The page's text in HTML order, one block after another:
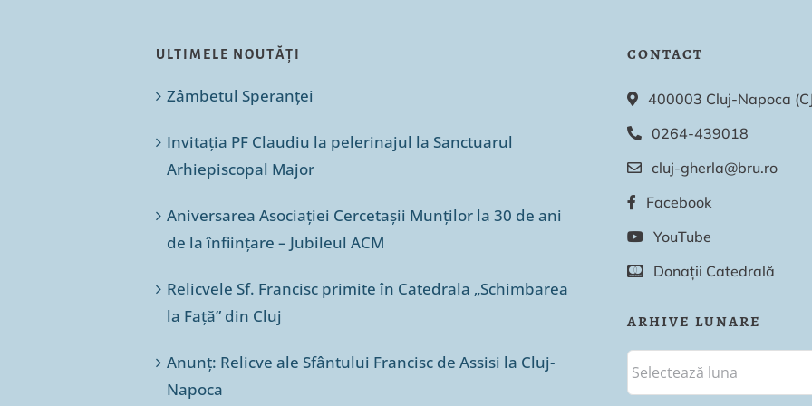
ULTIMELE NOUTĂȚI
Zâmbetul Speranței
Invitația PF Claudiu la pelerinajul la Sanctuarul
Arhiepiscopal Major
Aniversarea Asociației Cercetașii Munților la 30 de ani
de la înființare – Jubileul ACM
Relicvele Sf. Francisc primite în Catedrala „Schimbarea
la Față” din Cluj
Anunț: Relicve ale Sfântului Francisc de Assisi la Cluj-
Napoca
CONTACT
400003 Cluj-Napoca
0264-439018
cluj-gherla@bru.ro
Facebook
YouTube
Donații Catedrală
ARHIVE LUNARE